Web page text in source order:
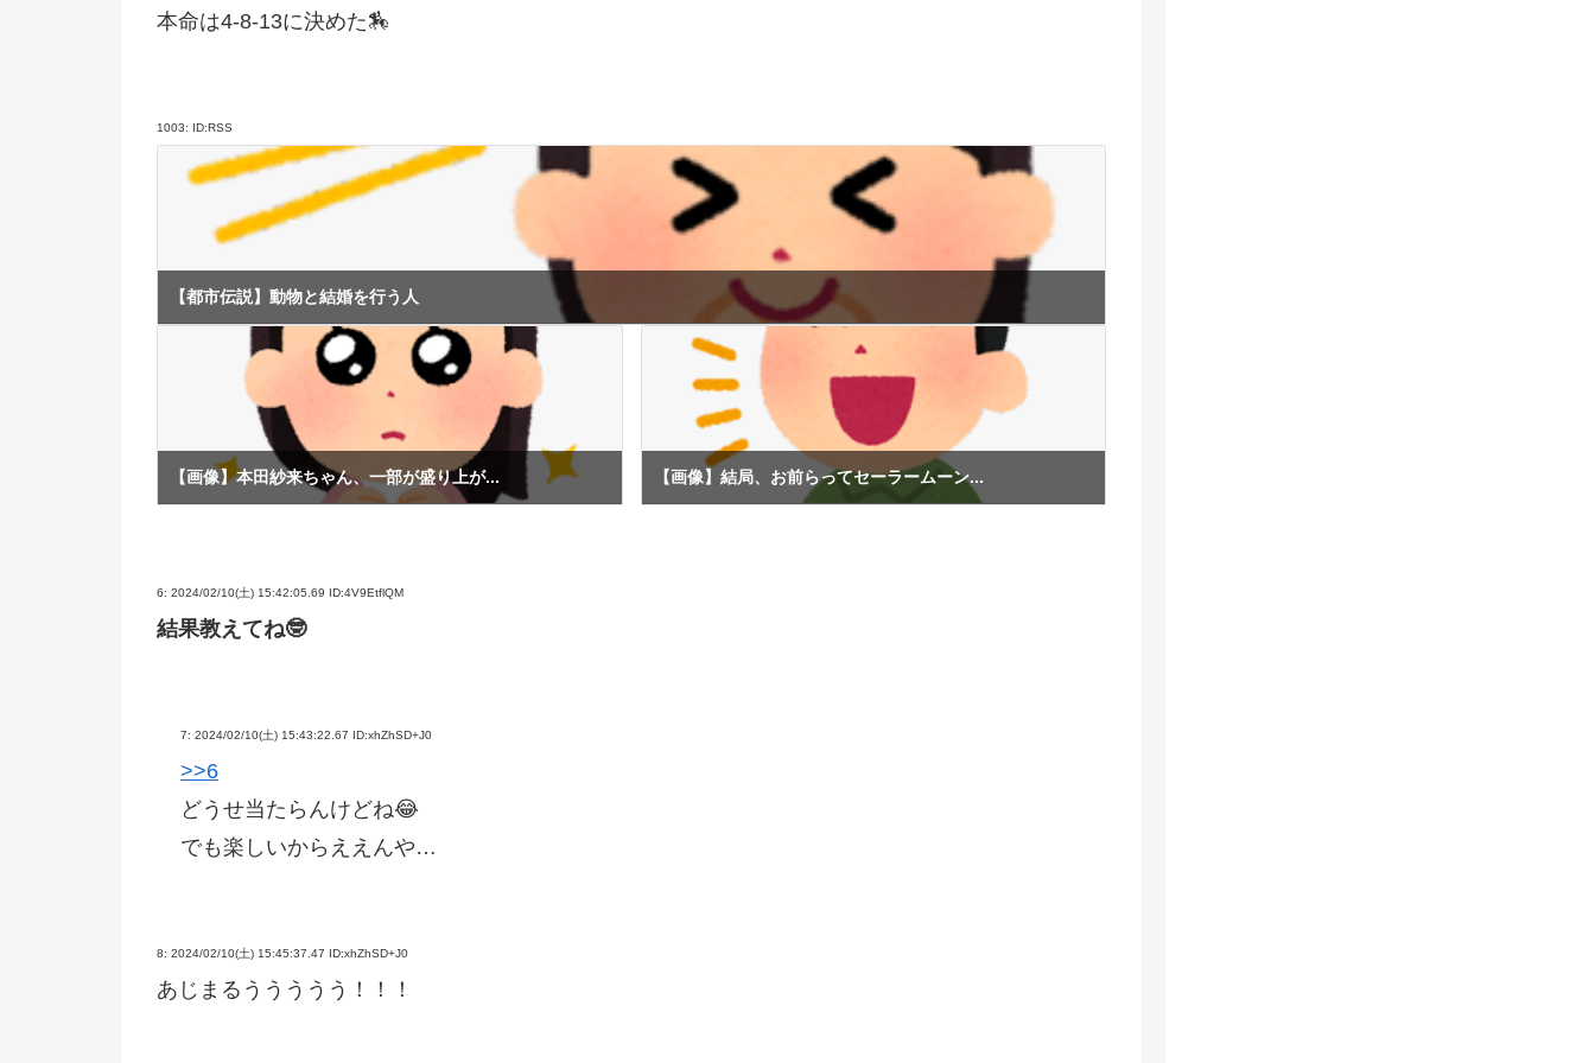
本命は4-8-13に決めた🏇
1003: ID:RSS
【都市伝説】動物と結婚を行う人
【画像】本田紗来ちゃん、一部が盛り上が... 【画像】結局、お前らってセーラームーン...
6: 2024/02/10(土) 15:42:05.69 ID:4V9EtflQM
結果教えてね🤓
7: 2024/02/10(土) 15:43:22.67 ID:xhZhSD+J0
>>6
どうせ当たらんけどね😂
でも楽しいからええんや…
8: 2024/02/10(土) 15:45:37.47 ID:xhZhSD+J0
あじまるううううう！！！